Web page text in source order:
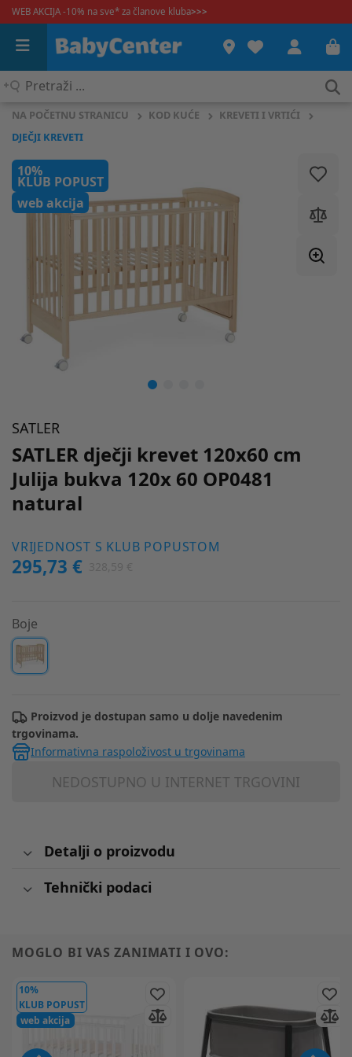
WEB AKCIJA -10% na sve* za članove kluba>>>
Pretraži
NA POČETNU STRANICU KOD KUĆE
KREVETI I VRTIĆI
DJEČJI KREVETI
10%
KLUB POPUST
web akcija
SATLER
SATLER dječji krevet 120x60 cm
Julija bukva 120x 60 OP0481
natural
VRIJEDNOST S KLUB POPUSTOM
295,73 €
Boje
Proizvod je dostupan samo u dolje navedenim
trgovinama.
Informativna raspoloživost u trgovinama
NEDOSTUPNO U INTERNET TRGOVINI
Detalji o proizvodu
Tehnički podaci
MOGLO BI VAS ZANIMATI I OVO:
10%
KLUB POPUST
web akcija